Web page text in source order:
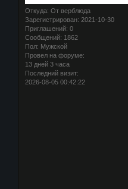
Откуда: От верблюда
Зарегистрирован: 2021-10-30
Приглашений: 0
Сообщений: 1862
Пол: Мужской
Провел на форуме:
13 дней 3 часа
Последний визит:
2026-08-05 00:42:22